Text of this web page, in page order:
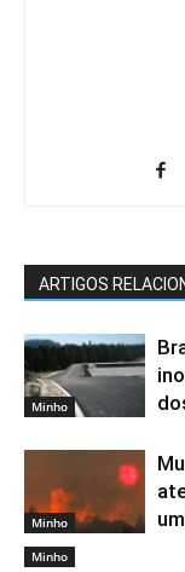
ARTIGOS
Minho
Minho
Minho